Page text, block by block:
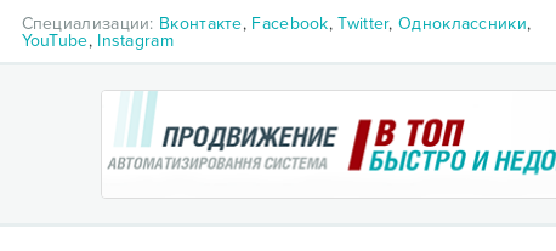
Специализации: Вконтакте, Facebook,Twitter,Одноклассники,
YouTube, Instagram